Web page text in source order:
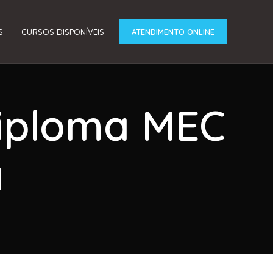
CURSOS DISPONÍVEIS ATENDIMENTO ONLINE
MEC